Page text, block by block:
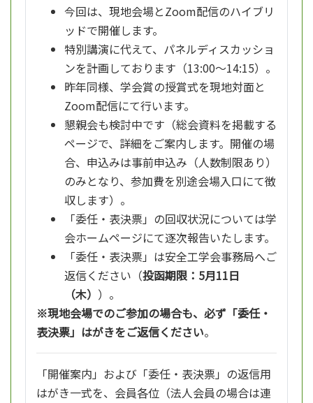
今回は、現地会場とZoom配信のハイブリ
ッドで開催します。
特別講演に代えて、パネルディスカッショ
ンを計画しております（13:00～14:15）。
昨年同様、学会賞の授賞式を現地対面と
Zoom配信にて行います。
懇親会も検討中です（総会資料を掲載する
ページで、詳細をご案内します。開催の場
合、申込みは事前申込み（人数制限あり）
のみとなり、参加費を別途会場入口にて徴
収します）。
「委任・表決票」の回収状況については学
会ホームページにて逐次報告いたします。
「委任・表決票」は安全工学会事務局へご
返信ください（投函期限：5月11日
（木） ）。
※現地会場でのご参加の場合も、必ず「委任・
表決票」はがきをご返信ください。
「開催案内」および「委任・表決票」の返信用
はがき一式を、会員各位（法人会員の場合は連